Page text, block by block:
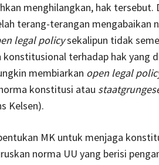
menghilangkan, hak tersebut.
terang-terangan mengabaikan
legal policysekalipun tidak
konstitusional terhadap hak yang
membiarkan open legal
konstitusi atau
Kelsen).
MK untuk menjaga
norma UU yang berisi